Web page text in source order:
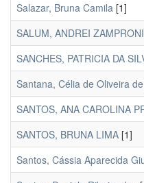
Salazar, Bruna Camila [1]
SALUM, ANDREI
SANCHES, PATRICIA DA
Santana, Célia de Oliveira de
SANTOS, ANA CAROLINA
SANTOS, BRUNA LIMA [1]
Santos, Cássia Aparecida